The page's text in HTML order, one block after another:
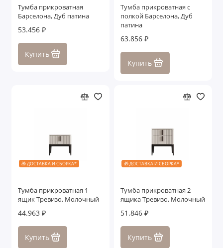
Белорусские столы
Белорусские стулья
Белорусские туалетные столы
Тумба прикроватная
Барселона, Дуб патина
53.456 ₽
Купить
Тумба прикроватная с
полкой Барселона, Дуб
патина
63.856 ₽
Купить
🎁 ДОСТАВКА И СБОРКА*
Тумба прикроватная 1
ящик Тревизо, Молочный
44.963 ₽
Купить
🎁 ДОСТАВКА И СБОРКА*
Тумба прикроватная 2
ящика Тревизо, Молочный
51.846 ₽
Купить